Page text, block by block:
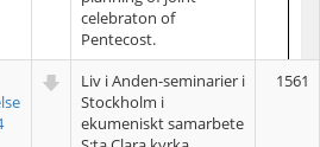
celebraton of
Pentecost.
Liv i Anden-seminarier i
Stockholm i
ekumeniskt samarbete
1561